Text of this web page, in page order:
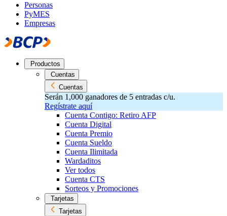
Personas
PyMES
Empresas
Productos
Cuentas
Cuentas
Serán 1,000 ganadores de 5 entradas c/u.
Regístrate aquí
Cuenta Contigo: Retiro AFP
Cuenta Digital
Cuenta Premio
Cuenta Sueldo
Cuenta Ilimitada
Wardaditos
Ver todos
Cuenta CTS
Sorteos y Promociones
Tarjetas
Tarjetas